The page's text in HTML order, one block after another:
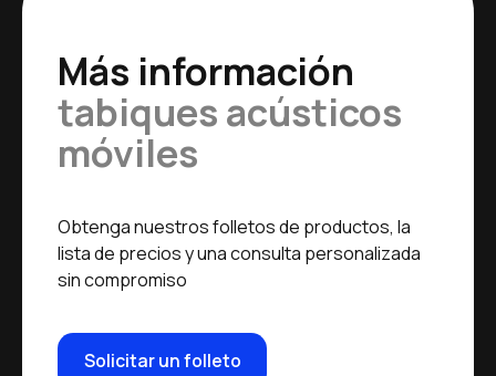
Más información
tabiques acústicos
móviles
Obtenga nuestros folletos de productos, la
lista de precios y una consulta personalizada
sin compromiso
Solicitar un folleto